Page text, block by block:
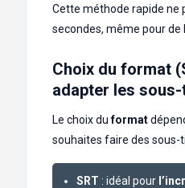
Cette méthode rapide ne
secondes, même pour de
Choix du format
adapter les
Le choix duformat
souhaites faire des sous-
SRT : idéal pour